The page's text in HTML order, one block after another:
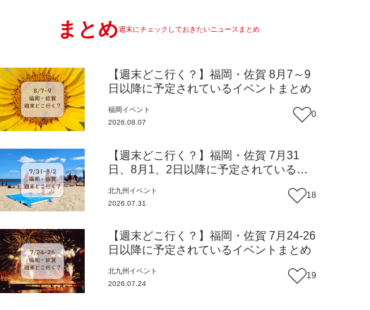
まとめ週末にチェックしておきたいニュースまとめ
【週末どこ行く？】福岡・佐賀 8月7～9
日以降に予定されているイベントまとめ
福岡 イベント
2026.08.07
0
【週末どこ行く？】福岡・佐賀 7月31
日、8月1、2日以降に予定されているイ
北九州 イベント
2026.07.31
18
【週末どこ行く？】福岡・佐賀 7月24-26
日以降に予定されているイベントまとめ
北九州 イベント
2026.07.24
19